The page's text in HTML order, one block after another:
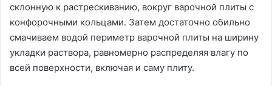
склонную к растрескиванию, вокруг варочной плиты с
конфорочными кольцами. Затем достаточно обильно
смачиваем водой периметр варочной плиты на ширину
укладки раствора, равномерно распределяя влагу по
всей поверхности, включая и саму плиту.